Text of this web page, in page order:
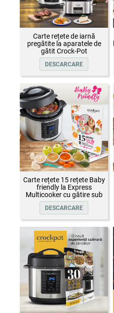
Carte rețete de iarnă
pregătite la aparatele de
gătit Crock-Pot
DESCARCARE
Carte rețete 15 rețete Baby
friendly la Express
Multicooker cu gătire sub
presiune Crock-Pot
DESCARCARE